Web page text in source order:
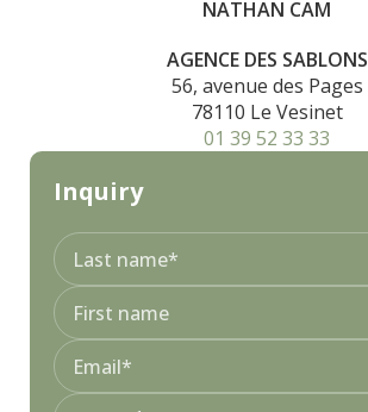
NATHAN CAM
AGENCE DES SABLONS
56, avenue des Pages
78110 Le Vesinet
01 39 52 33 33
Inquiry